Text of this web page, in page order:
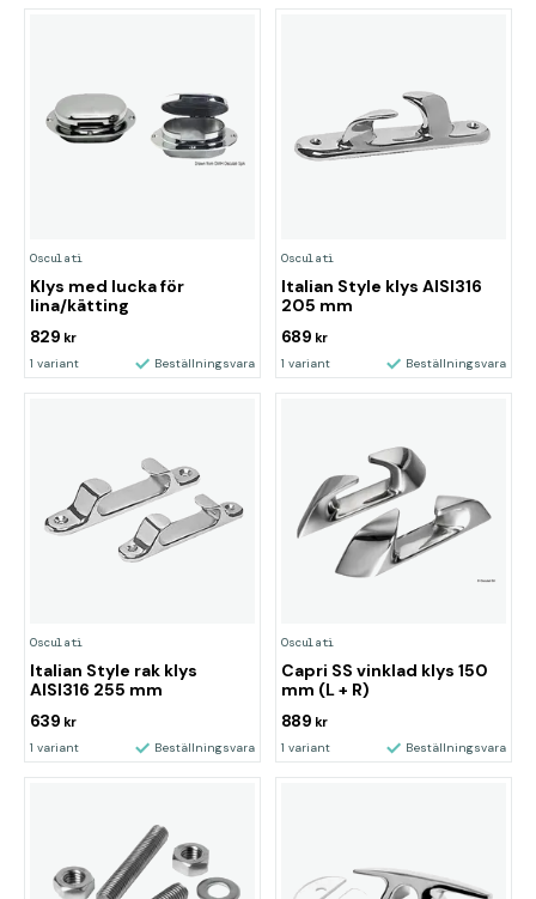
Osculati
Klys med lucka för
lina/kätting
829 kr
1 variant Beställningsvara
Osculati
Italian Style klys AISI316
205 mm
689 kr
1 variant Beställningsvara
Osculati
Italian Style rak klys
AISI316 255 mm
639 kr
1 variant Beställningsvara
Osculati
Capri SS vinklad klys 150
mm (L + R)
889 kr
1 variant Beställningsvara